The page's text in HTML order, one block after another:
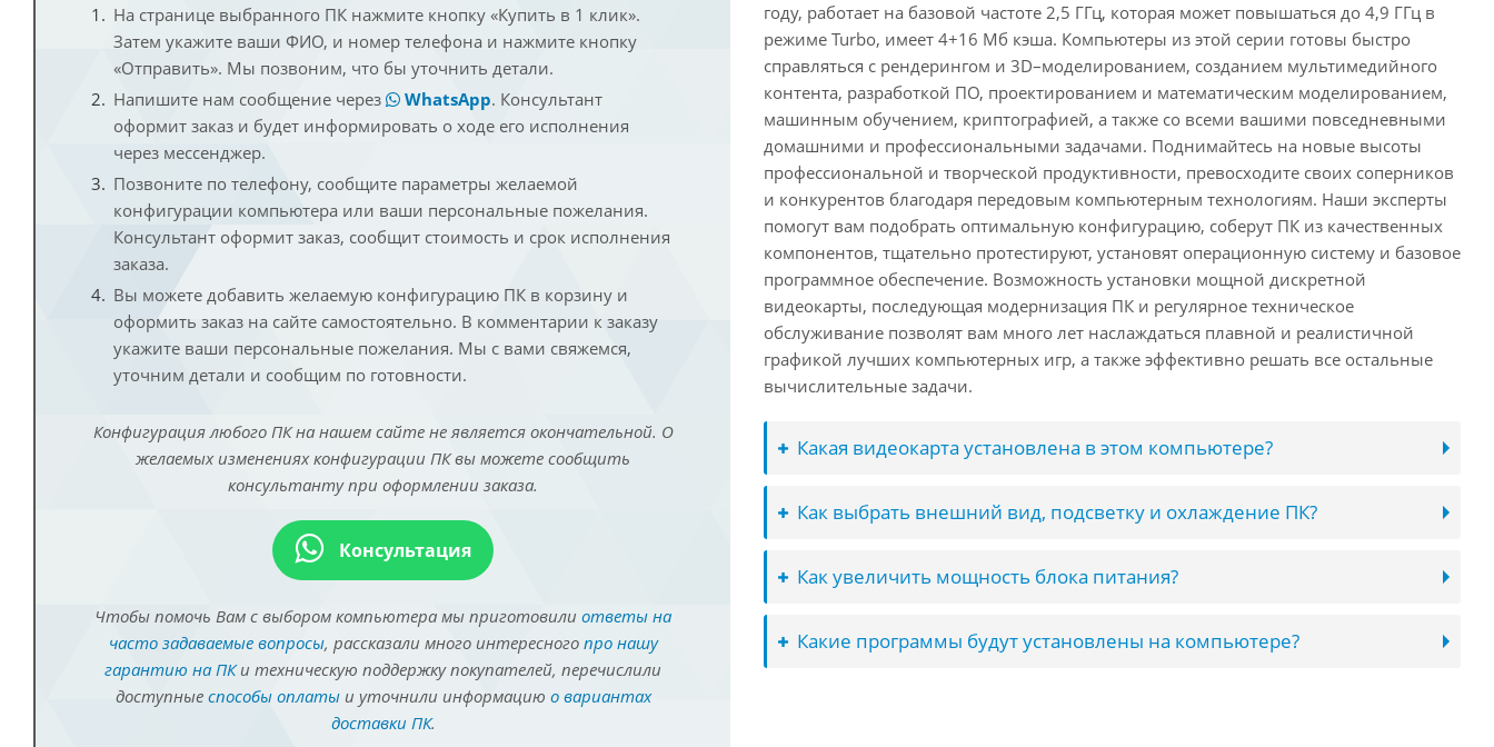
На странице выбранного ПК нажмите кнопку «Купить в 1 клик».
Затем укажите ваши ФИО, и номер телефона и нажмите кнопку
«Отправить». Мы позвоним, что бы уточнить детали.
Напишите нам сообщение через
WhatsApp. Консультант
оформит заказ и будет информировать о ходе его исполнения
через мессенджер.
Позвоните по телефону, сообщите параметры желаемой
конфигурации компьютера или ваши персональные пожелания.
Консультант оформит заказ, сообщит стоимость и срок исполнения
заказа.
Вы можете добавить желаемую конфигурацию ПК в корзину и
оформить заказ на сайте самостоятельно. В комментарии к заказу
укажите ваши персональные пожелания. Мы с вами свяжемся,
уточним детали и сообщим по готовности.
Конфигурация любого ПК на нашем сайте не является окончательной. О
желаемых изменениях конфигурации ПК вы можете сообщить
консультанту при оформлении заказа.
Консультация
Чтобы помочь Вам с выбором компьютера мы приготовили ответы на
часто задаваемые вопросы, рассказали много интересного про нашу
гарантию на ПКи техническую поддержку покупателей, перечислили
доступные способы оплатыи уточнили информацию о вариантах
доставки ПК.
году, работает на базовой частоте 2,5 ГГц, которая может повышаться до 4,9 ГГц в
режиме Turbo, имеет 4+16 Мб кэша. Компьютеры из этой серии готовы быстро
справляться с рендерингом и 3D–моделированием, созданием мультимедийного
контента, разработкой ПО, проектированием и математическим моделированием,
машинным обучением, криптографией, а также со всеми вашими повседневными
домашними и профессиональными задачами. Поднимайтесь на новые высоты
профессиональной и творческой продуктивности, превосходите своих соперников
и конкурентов благодаря передовым компьютерным технологиям. Наши эксперты
помогут вам подобрать оптимальную конфигурацию, соберут ПК из качественных
компонентов, тщательно протестируют, установят операционную систему и базовое
программное обеспечение. Возможность установки мощной дискретной
видеокарты, последующая модернизация ПК и регулярное техническое
обслуживание позволят вам много лет наслаждаться плавной и реалистичной
графикой лучших компьютерных игр, а также эффективно решать все остальные
вычислительные задачи.
Какая видеокарта установлена в этом компьютере?
Как выбрать внешний вид, подсветку и охлаждение ПК?
Как увеличить мощность блока питания?
Какие программы будут установлены на компьютере?